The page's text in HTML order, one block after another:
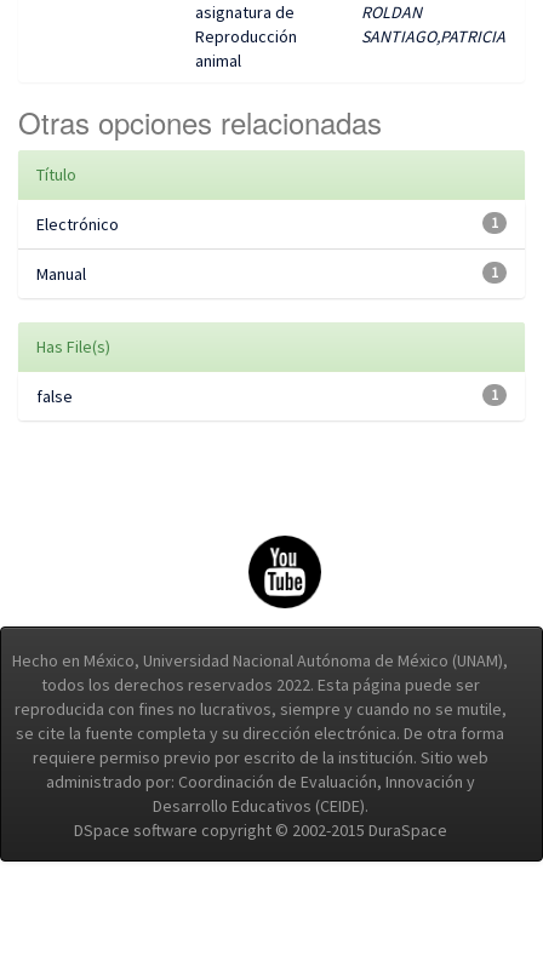
asignatura de
Reproducción
animal
ROLDAN
SANTIAGO,PATRICIA
Otras opciones relacionadas
Título
1
Electrónico
1
Manual
Has File(s)
1
false
Hecho en México, Universidad Nacional Autónoma de México (UNAM),
todos los derechos reservados 2022. Esta página puede ser
reproducida con fines no lucrativos, siempre y cuando no se mutile,
se cite la fuente completa y su dirección electrónica. De otra forma
requiere permiso previo por escrito de la institución. Sitio web
administrado por: Coordinación de Evaluación, Innovación y
Desarrollo Educativos (CEIDE).
DSpace software copyright © 2002-2015 DuraSpace